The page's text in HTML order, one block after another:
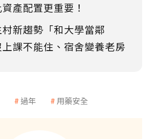
產配置更重要！
新趨勢「和大學當鄰
課不能住、宿舍變養老房
過年 用藥安全